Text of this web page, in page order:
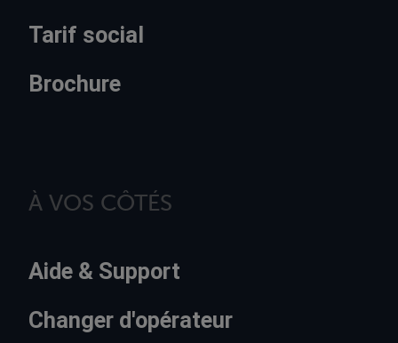
Tarif social
Brochure
À VOS CÔTÉS
Aide & Support
Changer d'opérateur